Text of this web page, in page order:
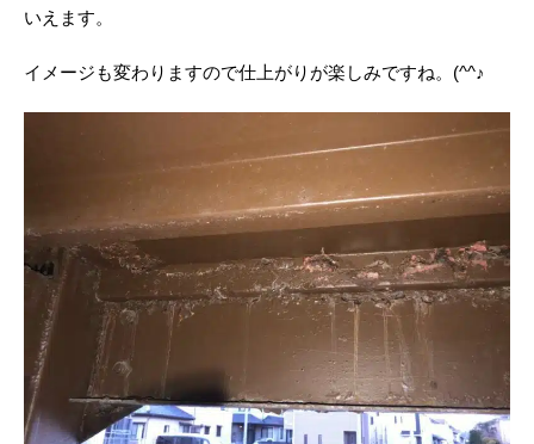
いえます。
イメージも変わりますので仕上がりが楽しみですね。(^^♪